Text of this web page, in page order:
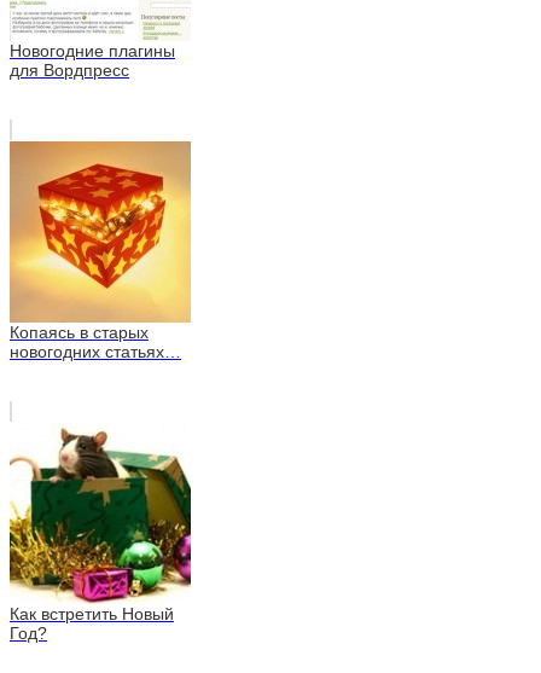
Новогодние плагины
для Вордпресс
Копаясь в старых
новогодних статьях…
Как встретить Новый
Год?